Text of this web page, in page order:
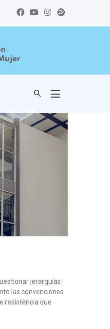
jerarquías
las convenciones
resistencia que